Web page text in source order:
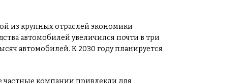
из крупных отраслей экономики
автомобилей увеличился почти в три
автомобилей. К 2030 году планируется
компании привлекли для